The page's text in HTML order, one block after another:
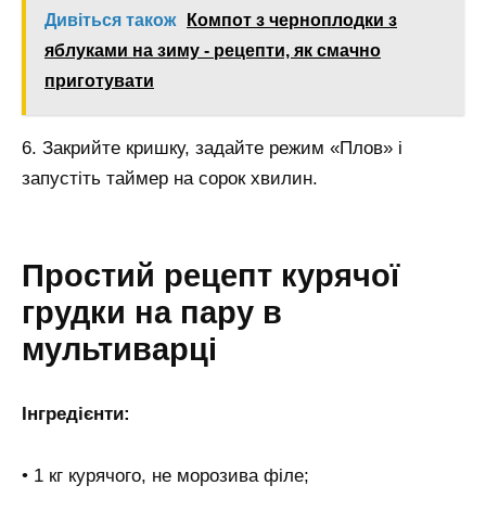
Дивіться також
Компот з черноплодки з
яблуками на зиму - рецепти, як смачно
приготувати
6. Закрийте кришку, задайте режим «Плов» і
запустіть таймер на сорок хвилин.
Простий рецепт курячої
грудки на пару в
мультиварці
Інгредієнти:
• 1 кг курячого, не морозива філе;